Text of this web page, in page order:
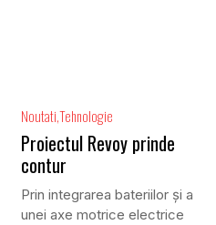
NoutatiTehnologie
Proiectul Revoy prinde
contur
Prin integrarea bateriilor și a
unei axe motrice electrice